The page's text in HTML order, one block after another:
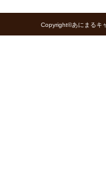
Copyright©あにまるキ